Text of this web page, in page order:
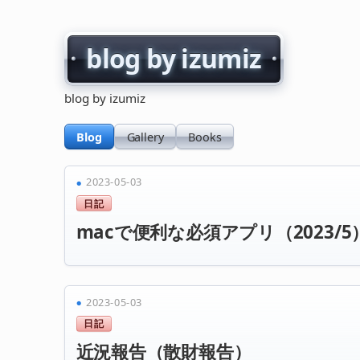
blog by izumiz
blog by izumiz
Blog Gallery Books
2023-05-03
日記
macで便利な必須アプリ（2023/5
2023-05-03
日記
近況報告（散財報告）